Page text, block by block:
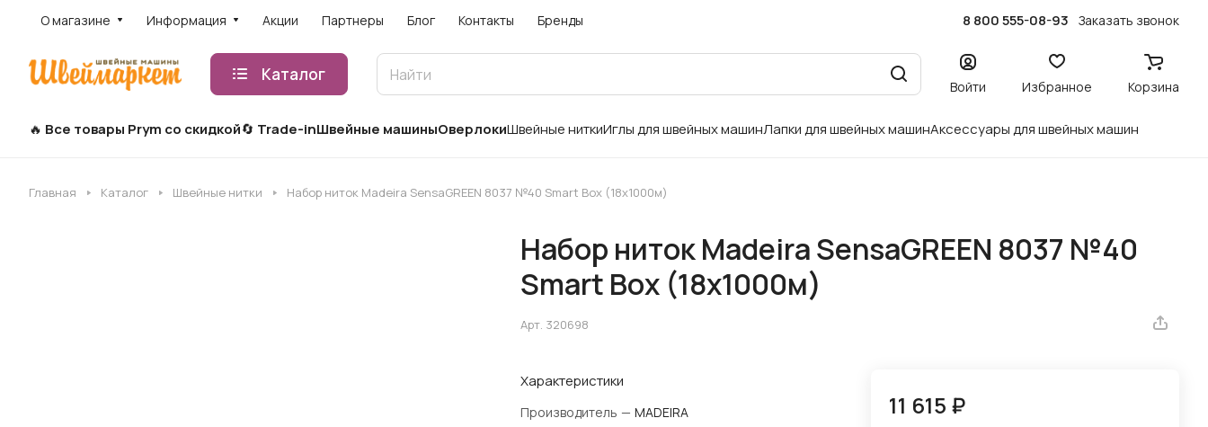
О магазине Информация Акции Партнеры Блог Контакты Бренды 8 800 555-08-93 Заказать звонок
Каталог
Войти Избранное Корзина
Все товары Prym со скидкой Trade-inШвейные машиныОверлокиШвейные ниткиИглы для швейных машинЛапки для швейных машинАксессуары для швейных машин
Главная Каталог Швейные нитки Набор ниток Madeira SensaGREEN 8037 №40 Smart Box (18x1000м)
Набор ниток Madeira SensaGREEN 8037 №40
Smart Box (18x1000м)
Арт. 320698
Характеристики
Производитель — MADEIRA
11 615 ₽